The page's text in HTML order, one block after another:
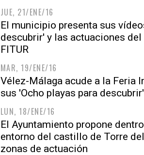
JUE, 21/ENE/16
El municipio presenta sus
descubrir' y las actuaciones
FITUR
MAR, 19/ENE/16
Vélez-Málaga acude a la Feria
sus 'Ocho playas para descubrir'
LUN, 18/ENE/16
El Ayuntamiento propone
entorno del castillo de Torre
zonas de actuación